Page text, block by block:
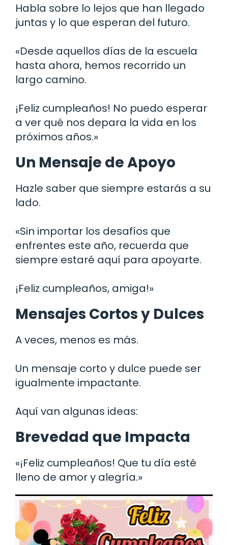
Habla sobre lo lejos que han llegado
juntas y lo que esperan del futuro.
«Desde aquellos días de la escuela
hasta ahora, hemos recorrido un
largo camino.
¡Feliz cumpleaños! No puedo esperar
a ver qué nos depara la vida en los
próximos años.»
Un Mensaje de Apoyo
Hazle saber que siempre estarás a su
lado.
«Sin importar los desafíos que
enfrentes este año, recuerda que
siempre estaré aquí para apoyarte.
¡Feliz cumpleaños, amiga!»
Mensajes Cortos y Dulces
A veces, menos es más.
Un mensaje corto y dulce puede ser
igualmente impactante.
Aquí van algunas ideas:
Brevedad que Impacta
«¡Feliz cumpleaños! Que tu día esté
lleno de amor y alegría.»